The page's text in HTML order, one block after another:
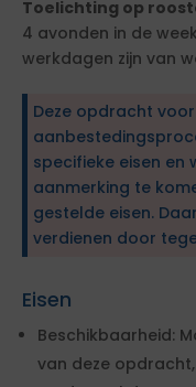
Toelichting op
4 avonden in de
werkdagen zijn van
Deze opdracht
specifieke eisen en
aanmerking te
gestelde eisen.
verdienen door
Eisen
Beschikbaarheid:
van deze